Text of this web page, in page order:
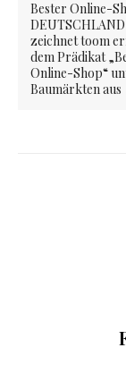
Bester Online-
zeichnet toom
dem Prädikat
Online-Shop“
Baumärkten aus